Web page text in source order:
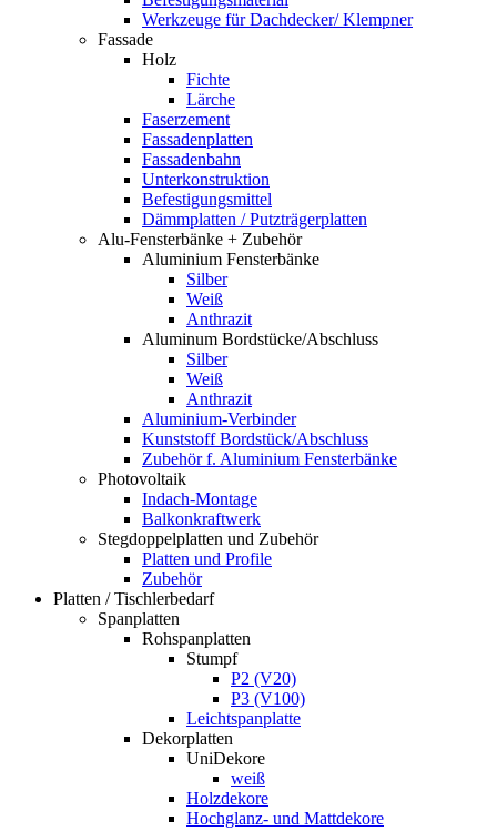
Werkzeuge für Dachdecker/ Klempner
Fassade
Holz
Fichte
Lärche
Faserzement
Fassadenplatten
Fassadenbahn
Unterkonstruktion
Befestigungsmittel
Dämmplatten / Putzträgerplatten
Alu-Fensterbänke + Zubehör
Aluminium Fensterbänke
Silber
Weiß
Anthrazit
Aluminum Bordstücke/Abschluss
Silber
Weiß
Anthrazit
Aluminium-Verbinder
Kunststoff Bordstück/Abschluss
Zubehör f. Aluminium Fensterbänke
Photovoltaik
Indach-Montage
Balkonkraftwerk
Stegdoppelplatten und Zubehör
Platten und Profile
Zubehör
Platten / Tischlerbedarf
Spanplatten
Rohspanplatten
Stumpf
P2 (V20)
P3 (V100)
Leichtspanplatte
Dekorplatten
UniDekore
weiß
Holzdekore
Hochglanz- und Mattdekore